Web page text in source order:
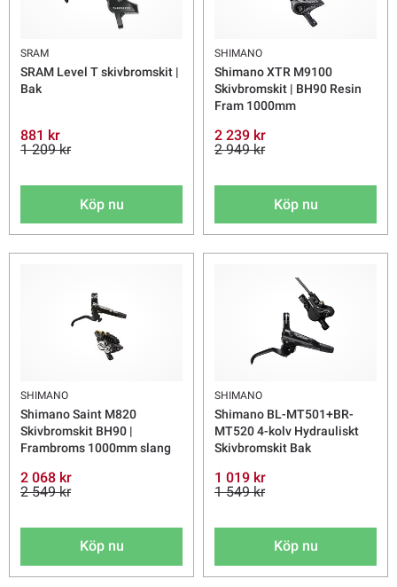
SRAM
SRAM Level T skivbromskit |
Bak
881 kr
1 209 kr
Köp nu
SHIMANO
Shimano XTR M9100
Skivbromskit | BH90 Resin
Fram 1000mm
2 239 kr
2 949 kr
Köp nu
SHIMANO
Shimano Saint M820
Skivbromskit BH90 |
Frambroms 1000mm slang
2 068 kr
2 549 kr
Köp nu
SHIMANO
Shimano BL-MT501+BR-
MT520 4-kolv Hydrauliskt
Skivbromskit Bak
1 019 kr
1 549 kr
Köp nu